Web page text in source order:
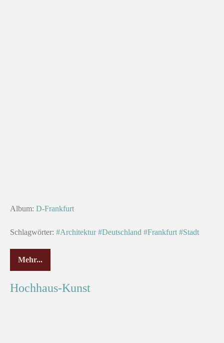
Album: D-Frankfurt
Schlagwörter: #Architektur #Deutschland #Frankfurt #Stadt
Mehr...
Bunte
Architektur
Hochhaus-Kunst